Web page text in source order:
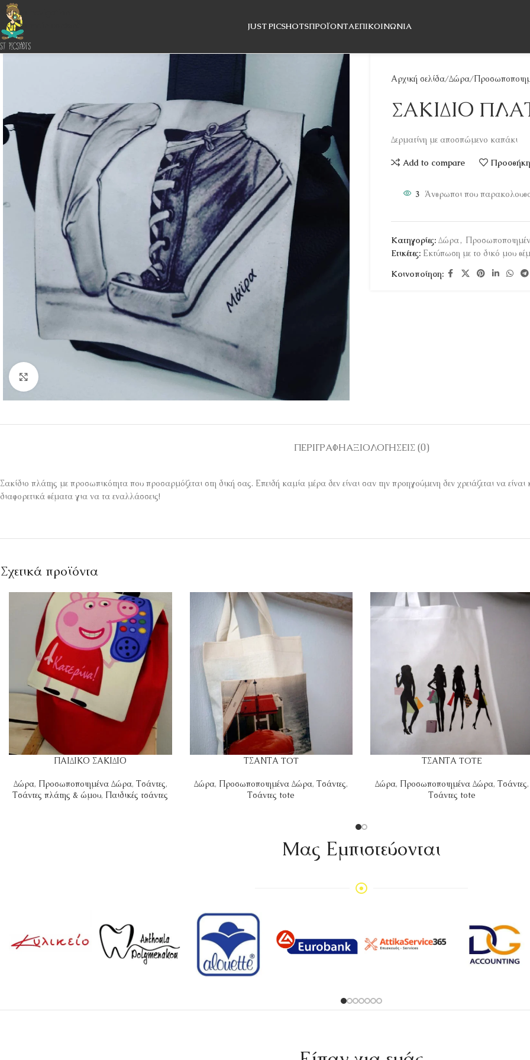
Skip to navigation
Skip to main content
JUST PICSHOTSΠΡΟΪΌΝΤΑΕΠΙΚΟΙΝΩΝΊΑ
Αρχική σελίδα Δώρα
ΣΑΚΙΔΙΟ
Δερματίνη με αποσπώμενο καπάκι
Add to compare Προσθήκη
3 Άνθρωποι που
Κατηγορίες: Δώρα,
Ετικέτες: Εκτύπωση με το δικό μου
Κοινοποίηση:
ΠΕΡΙΓΡΑΦΉΑΞΙΟΛΟΓΉΣΕΙΣ (0)
Σακίδιο πλάτης με προσωπικότητα που προσαρμόζεται στη δική σας. Επειδή καμία μέρα δεν είναι σαν την προηγούμενη δεν χρειάζεται να
διαφορετικά θέματα για να τα εναλλάσσεις!
Σχετικά προϊόντα
ΠΑΙΔΙΚΟ ΣΑΚΙΔΙΟ
Δώρα, Προσωποποιημένα Δώρα, Τσάντες,
Τσάντες πλάτης & ώμου, Παιδικές τσάντες
ΤΣΑΝΤΑ TOT
Δώρα, Προσωποποιημένα Δώρα,Τσάντες,
Τσάντες tote
ΤΣΑΝΤΑ TOTE
Δώρα, Προσωποποιημένα Δώρα, Τσάντες,
Τσάντες tote
Mας Εμπιστεύονται